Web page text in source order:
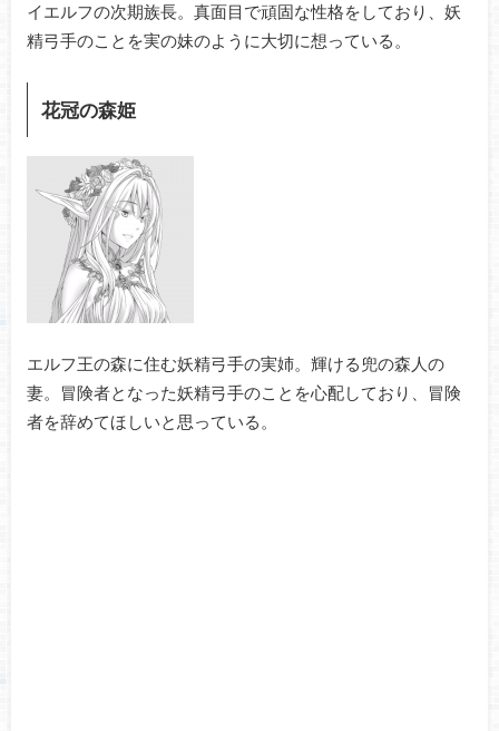
イエルフの次期族長。真面目で頑固な性格をしており、妖
精弓手のことを実の妹のように大切に想っている。
花冠の森姫
エルフ王の森に住む妖精弓手の実姉。輝ける兜の森人の
妻。冒険者となった妖精弓手のことを心配しており、冒険
者を辞めてほしいと思っている。